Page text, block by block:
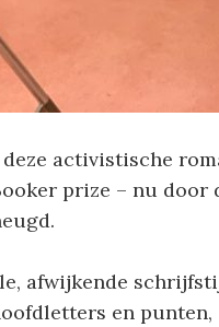
activistische
prize – nu
afwijkende
en punten,